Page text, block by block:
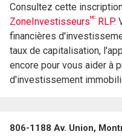
Consultez cette
ZoneInvestisseursMC RLP.
financières
taux de capitalisation,
encore pour vous aider à
d'investissement
806-1188 Av. Union,